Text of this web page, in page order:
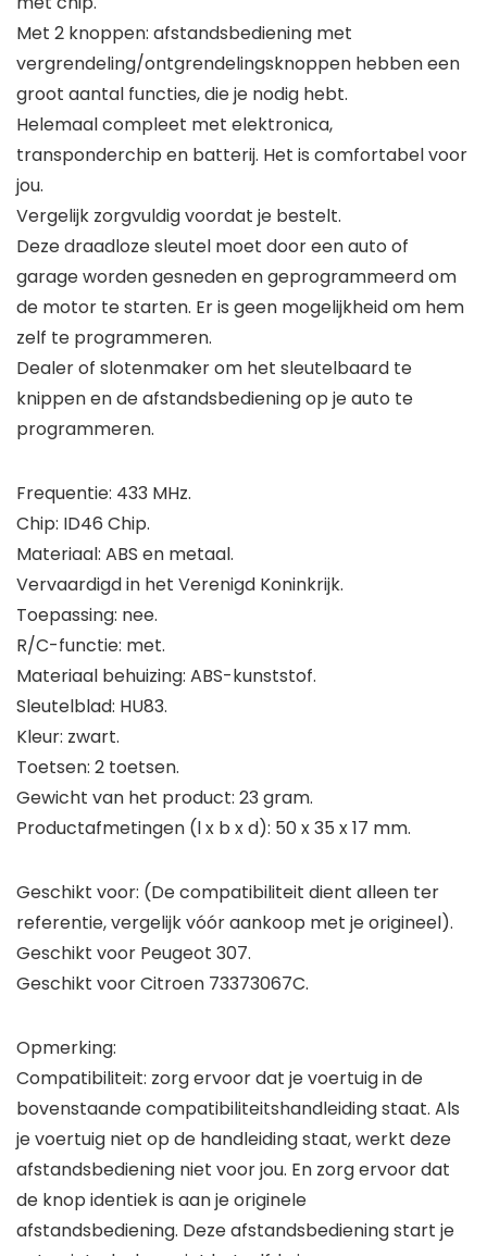
Met 2 knoppen: afstandsbediening met
vergrendeling/ontgrendelingsknoppen hebben een
groot aantal functies, die je nodig hebt.
Helemaal compleet met elektronica,
transponderchip en batterij. Het is comfortabel voor
jou.
Vergelijk zorgvuldig voordat je bestelt.
Deze draadloze sleutel moet door een auto of
garage worden gesneden en geprogrammeerd om
de motor te starten. Er is geen mogelijkheid om hem
zelf te programmeren.
Dealer of slotenmaker om het sleutelbaard te
knippen en de afstandsbediening op je auto te
programmeren.
Frequentie: 433 MHz.
Chip: ID46 Chip.
Materiaal: ABS en metaal.
Vervaardigd in het Verenigd Koninkrijk.
Toepassing: nee.
R/C-functie: met.
Materiaal behuizing: ABS-kunststof.
Sleutelblad: HU83.
Kleur: zwart.
Toetsen: 2 toetsen.
Gewicht van het product: 23 gram.
Productafmetingen (l x b x d): 50 x 35 x 17 mm.
Geschikt voor: (De compatibiliteit dient alleen ter
referentie, vergelijk vóór aankoop met je origineel).
Geschikt voor Peugeot 307.
Geschikt voor Citroen 73373067C.
Opmerking:
Compatibiliteit: zorg ervoor dat je voertuig in de
bovenstaande compatibiliteitshandleiding staat. Als
je voertuig niet op de handleiding staat, werkt deze
afstandsbediening niet voor jou. En zorg ervoor dat
de knop identiek is aan je originele
afstandsbediening. Deze afstandsbediening start je